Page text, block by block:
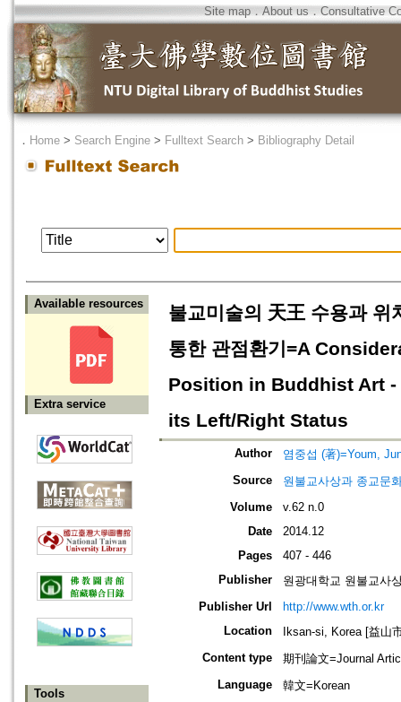
Site map．About us ． Consultative
． Home > Search Engine > Fulltext Search > Bibliography Detail
Available resources
Extra service
Tools
불교미술의 天王 수용과 위
통한 관점환기=A
Position in Buddhist Art
its Left/Right Status
Author
염중섭 (著)=Youm,
Source
원불교사상과 종교문
Volume
v.62 n.0
Date
2014.12
Pages
407 - 446
Publisher
원광대학교 원불교사
Publisher Url
http://www.wth.or.kr
Location
Iksan-si, Korea [益山
Content type
期刊論文=Journal
Language
韓文=Korean